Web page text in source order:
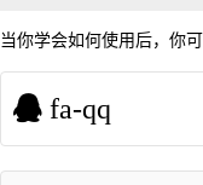
当你学会如何使用后，你
fa-qq